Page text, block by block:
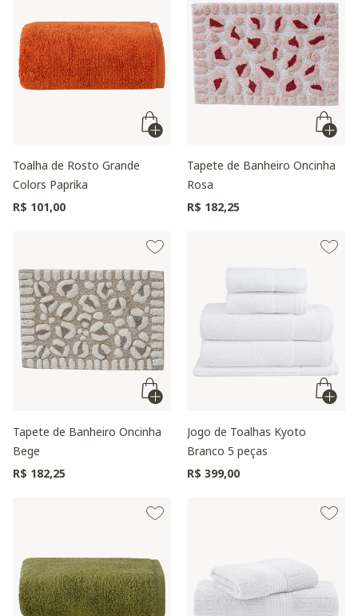
Toalha de Rosto Grande
Colors Paprika
R$ 101,00
Tapete de Banheiro Oncinha
Rosa
R$ 182,25
Tapete de Banheiro Oncinha
Bege
R$ 182,25
Jogo de Toalhas Kyoto
Branco 5 peças
R$ 399,00